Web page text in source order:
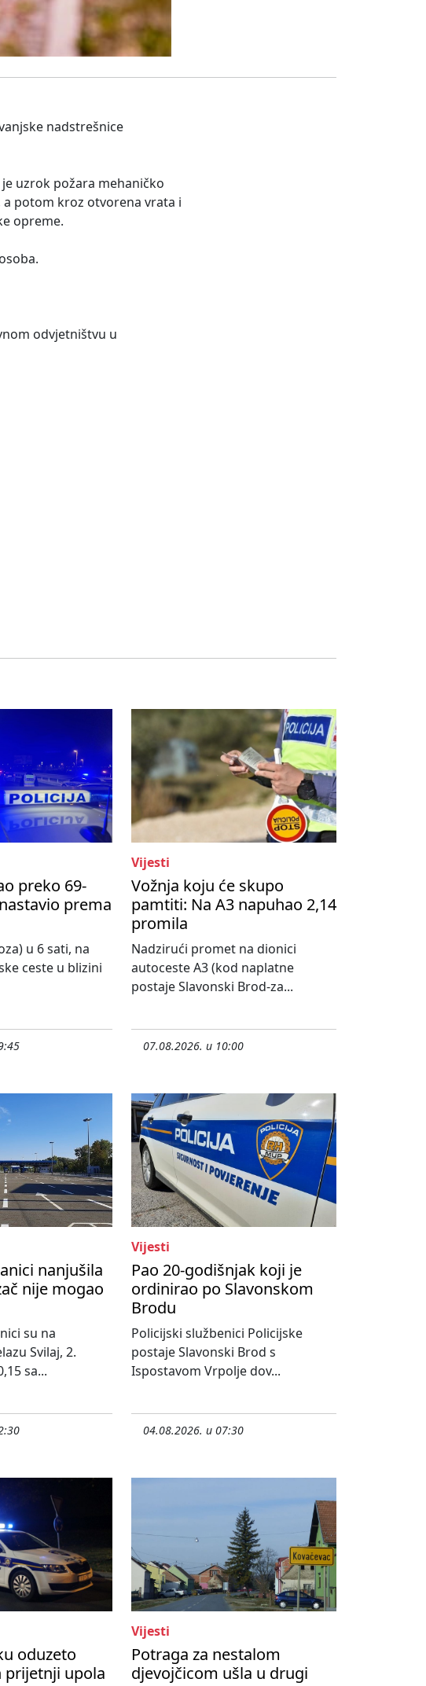
nadstrešnice
uzrok požara mehaničko
potom kroz otvorena vrata i
opreme.
odvjetništvu u
preko 69-
prema
u 6 sati, na
ceste u blizini
Vijesti
Vožnja koju će skupo
pamtiti: Na A3 napuhao 2,14
promila
Nadzirući promet na dionici
autoceste A3 (kod naplatne
postaje Slavonski Brod-za...
07.08.2026. u 10:00
nanjušila
nije mogao
su na
Svilaj, 2.
sa...
Vijesti
Pao 20-godišnjak koji je
ordinirao po Slavonskom
Brodu
Policijski službenici Policijske
postaje Slavonski Brod s
Ispostavom Vrpolje dov...
04.08.2026. u 07:30
oduzeto
prijetnji upola
Vijesti
Potraga za nestalom
djevojčicom ušla u drugi